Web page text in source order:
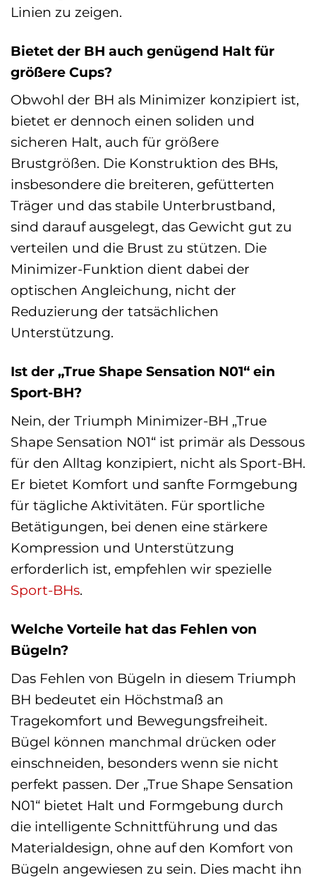
Linien zu zeigen.
Bietet der BH auch genügend Halt für
größere Cups?
Obwohl der BH als Minimizer konzipiert ist,
bietet er dennoch einen soliden und
sicheren Halt, auch für größere
Brustgrößen. Die Konstruktion des BHs,
insbesondere die breiteren, gefütterten
Träger und das stabile Unterbrustband,
sind darauf ausgelegt, das Gewicht gut zu
verteilen und die Brust zu stützen. Die
Minimizer-Funktion dient dabei der
optischen Angleichung, nicht der
Reduzierung der tatsächlichen
Unterstützung.
Ist der „True Shape Sensation N01“ ein
Sport-BH?
Nein, der Triumph Minimizer-BH „True
Shape Sensation N01“ ist primär als Dessous
für den Alltag konzipiert, nicht als Sport-BH.
Er bietet Komfort und sanfte Formgebung
für tägliche Aktivitäten. Für sportliche
Betätigungen, bei denen eine stärkere
Kompression und Unterstützung
erforderlich ist, empfehlen wir spezielle
Sport-BHs.
Welche Vorteile hat das Fehlen von
Bügeln?
Das Fehlen von Bügeln in diesem Triumph
BH bedeutet ein Höchstmaß an
Tragekomfort und Bewegungsfreiheit.
Bügel können manchmal drücken oder
einschneiden, besonders wenn sie nicht
perfekt passen. Der „True Shape Sensation
N01“ bietet Halt und Formgebung durch
die intelligente Schnittführung und das
Materialdesign, ohne auf den Komfort von
Bügeln angewiesen zu sein. Dies macht ihn